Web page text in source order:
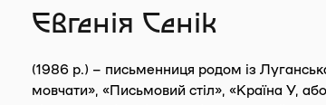
Євгенія Сенік
(1986 р.) – письменниця родом із
мовчати», «Письмовий стіл», «Країна У,